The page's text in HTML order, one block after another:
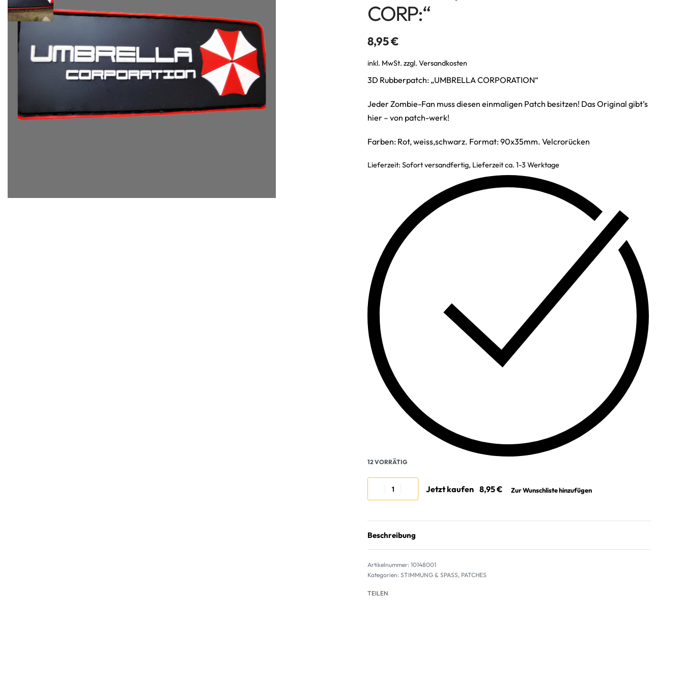
CORP:“
8,95€
inkl. MwSt. zzgl. Versandkosten
3D Rubberpatch: „UMBRELLA CORPORATION“
Jeder Zombie-Fan muss diesen einmaligen Patch besitzen! Das Original gibt’s
hier – von patch-werk!
Farben: Rot, weiss,schwarz. Format: 90x35mm. Velcrorücken
Lieferzeit: Sofort versandfertig, Lieferzeit ca. 1-3 Werktage
12 VORRÄTIG
Jetzt kaufen Zur Wunschliste hinzufügen
Beschreibung
10148001
Kategorien: STIMMUNG & SPASS, PATCHES
TEILEN